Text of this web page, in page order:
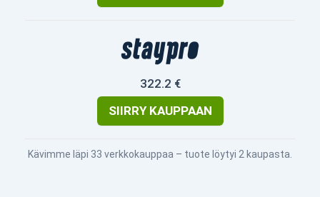
322.2 €
SIIRRY KAUPPAAN
Kävimme läpi 33 verkkokauppaa – tuote löytyi 2 kaupasta.